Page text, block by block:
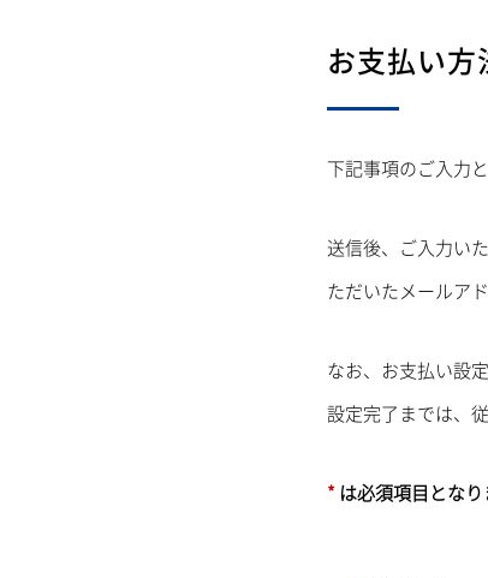
お支払い
下記事項のご入力
送信後、ご入力い
ただいたメールア
なお、お支払い設
設定完了までは、
* は必須項目とな